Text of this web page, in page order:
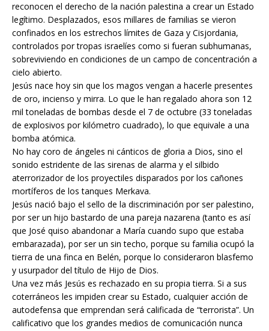
reconocen el derecho de la nación palestina a crear un Estado
legítimo. Desplazados, esos millares de familias se vieron
confinados en los estrechos límites de Gaza y Cisjordania,
controlados por tropas israelíes como si fueran subhumanas,
sobreviviendo en condiciones de un campo de concentración a
cielo abierto.
Jesús nace hoy sin que los magos vengan a hacerle presentes
de oro, incienso y mirra. Lo que le han regalado ahora son 12
mil toneladas de bombas desde el 7 de octubre (33 toneladas
de explosivos por kilómetro cuadrado), lo que equivale a una
bomba atómica.
No hay coro de ángeles ni cánticos de gloria a Dios, sino el
sonido estridente de las sirenas de alarma y el silbido
aterrorizador de los proyectiles disparados por los cañones
mortíferos de los tanques Merkava.
Jesús nació bajo el sello de la discriminación por ser palestino,
por ser un hijo bastardo de una pareja nazarena (tanto es así
que José quiso abandonar a María cuando supo que estaba
embarazada), por ser un sin techo, porque su familia ocupó la
tierra de una finca en Belén, porque lo consideraron blasfemo
y usurpador del título de Hijo de Dios.
Una vez más Jesús es rechazado en su propia tierra. Si a sus
coterráneos les impiden crear su Estado, cualquier acción de
autodefensa que emprendan será calificada de “terrorista”. Un
calificativo que los grandes medios de comunicación nunca